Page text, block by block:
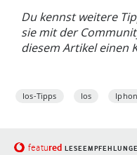
Du kennst weitere
sie mit der
diesem Artikel einen
Ios-Tipps Ios
featured